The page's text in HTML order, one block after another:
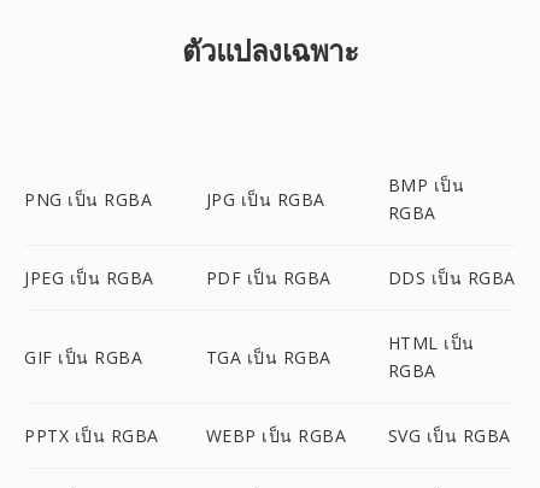
ตัวแปลงเฉพาะ
PNG เป็น RGBA JPG เป็น RGBA
BMP เป็น
RGBA
JPEG เป็น RGBA PDF เป็น RGBA DDS เป็น RGBA
GIF เป็น RGBA TGA เป็น RGBA
HTML เป็น
RGBA
PPTX เป็น RGBA WEBP เป็น RGBA SVG เป็น RGBA